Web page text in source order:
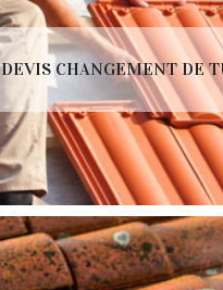
DEVIS CHANGEMENT DE